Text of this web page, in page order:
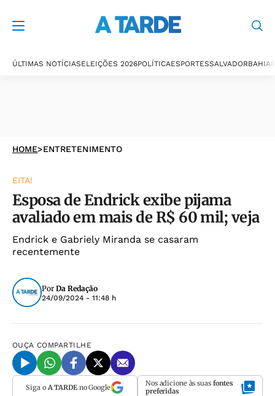
ÚLTIMAS NOTÍCIASELEIÇÕES 2026POLÍTICAESPORTESSALVADORBAHIA
HOME>ENTRETENIMENTO
EITA!
Esposa de Endrick exibe pijama
avaliado em mais de R$ 60 mil; veja
Endrick e Gabriely Miranda se casaram
recentemente
Por Da Redação
24/09/2024 - 11:48 h
OUÇA COMPARTILHE
Siga o A TARDEno Google Nos adicione às suas fontes
preferidas